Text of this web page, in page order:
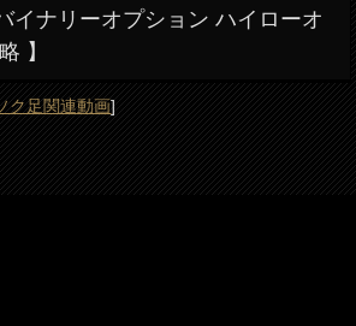
イナリーオプション ハイローオ
】
ク足関連動画]